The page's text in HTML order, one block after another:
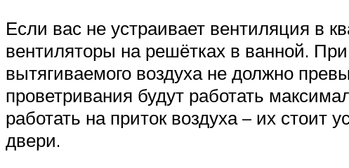
Если вас не устраивает вентиляция в
вентиляторы на решётках в ванной.
вытягиваемого воздуха не должно
проветривания будут работать
работать на приток воздуха – их стоит
двери.